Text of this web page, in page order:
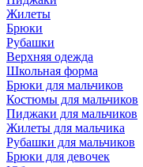
Жилеты
Брюки
Рубашки
Верхняя одежда
Школьная форма
Брюки для мальчиков
Костюмы для мальчиков
Пиджаки для мальчиков
Жилеты для мальчика
Рубашки для мальчиков
Брюки для девочек